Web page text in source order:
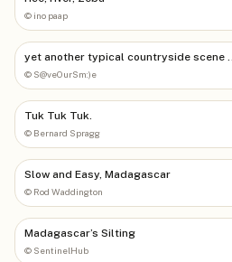
© ino paap
yet another typical countryside scene ...
© S@veOurSm:)e
Tuk Tuk Tuk.
© Bernard Spragg
Slow and Easy, Madagascar
© Rod Waddington
Madagascar’s Silting
© SentinelHub